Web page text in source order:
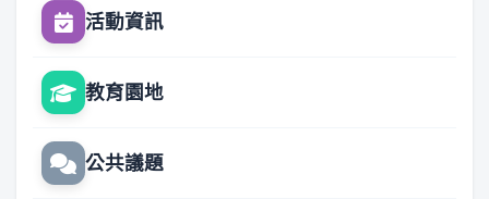
活動資訊
教育園地
公共議題